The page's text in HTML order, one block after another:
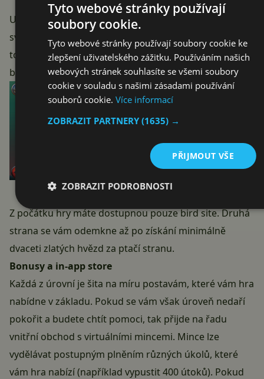
U Reward Chapter je tomu ale jinak. Každá z postav má
svůj vlastní úkol, kterého musí dosáhnout. Po splnění
tohoto úkolu se vám odemkne v bonusové kapitole a
budete s ní moci odehrát speciální úroveň.
Z počátku hry máte dostupnou pouze bird site. Druhá
strana se vám odemkne až po získání minimálně
dvaceti zlatých hvězd za ptačí stranu.
Bonusy a in-app store
Každá z úrovní je šita na míru postavám, které vám hra
nabídne v základu. Pokud se vám však úroveň nedaří
pokořit a budete chtít pomoci, tak přijde na řadu
vnitřní obchod s virtuálními mincemi. Mince lze
vydělávat postupným plněním různých úkolů, které
vám hra nabízí (například vypustit 400 útoků). Pokud
Tyto webové stránky používají
soubory cookie.
Tyto webové stránky používají soubory cookie ke
zlepšení uživatelského zážitku. Používáním našich
webových stránek souhlasíte se všemi soubory
cookie v souladu s našimi zásadami používání
souborů cookie. Více informací
ZOBRAZIT PARTNERY(1635) →
PŘIJMOUT VŠE
ZOBRAZIT PODROBNOSTI